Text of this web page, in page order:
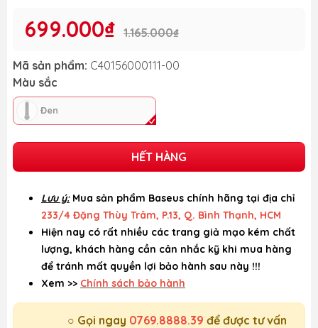
699.000₫ 1.165.000₫
Mã sản phẩm: C40156000111-00
Màu sắc
Đen
HẾT HÀNG
Lưu ý: Mua sản phẩm Baseus chính hãng tại địa chỉ
233/4 Đặng Thùy Trâm, P.13, Q. Bình Thạnh, HCM
Hiện nay có rất nhiều các trang giả mạo kém chất
lượng, khách hàng cần cân nhắc kỹ khi mua hàng
để tránh mất quyền lợi bảo hành sau này !!!
Xem >> Chính sách bảo hành
○ Gọi ngay 0769.8888.39 để được tư vấn